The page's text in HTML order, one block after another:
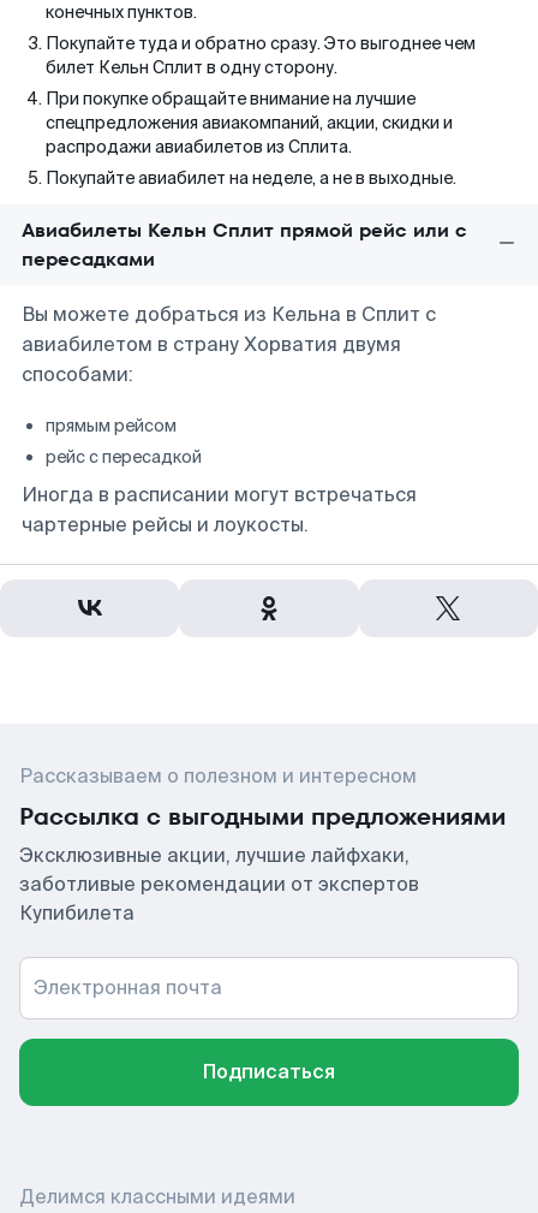
конечных пунктов.
Покупайте туда и обратно сразу. Это выгоднее чем
билет Кельн Сплит в одну сторону.
При покупке обращайте внимание на лучшие
спецпредложения авиакомпаний, акции, скидки и
распродажи авиабилетов из Сплита.
Покупайте авиабилет на неделе, а не в выходные.
Авиабилеты Кельн Сплит прямой рейс или с
пересадками
Вы можете добраться из Кельна в Сплит с
авиабилетом в страну Хорватия двумя
способами:
прямым рейсом
рейс с пересадкой
Иногда в расписании могут встречаться
чартерные рейсы и лоукосты.
Рассказываем о полезном и интересном
Рассылка с выгодными предложениями
Эксклюзивные акции, лучшие лайфхаки,
заботливые рекомендации от экспертов
Купибилета
Электронная почта
Подписаться
Делимся классными идеями